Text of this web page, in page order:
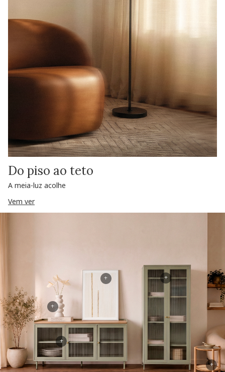
Do piso ao teto
A meia-luz acolhe
Vem ver
+
+
+
+
+